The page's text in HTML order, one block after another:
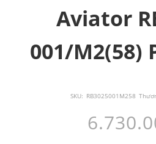
Aviator
001/M2(58)
SKU: RB3025001M258